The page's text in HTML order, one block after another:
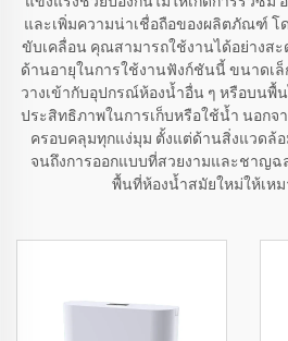
และเพิ่มความน่าเชื่อถือของผลิตภัณฑ์ โ
ขับเคลื่อน คุณสามารถใช้งานได้อย่างสะ
ด้านอายุในการใช้งานฟังก์ชันนี้ ขนาดเ
วางเข้ากับอุปกรณ์ห้องน้ำอื่น ๆ หรือบนพื้
ประสิทธิภาพในการเก็บหรือใช้น้ำ นอก
ครอบคลุมทุกแง่มุม ตั้งแต่ด้านสิ่งแวดล้
จนถึงการออกแบบที่สวยงามและชาญฉ
พื้นที่ห้องน้ำสมัยใหม่ให้เห